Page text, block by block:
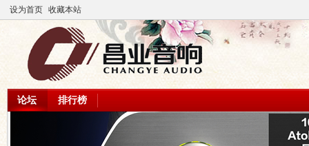
设为首页 收藏本站
论坛 排行榜